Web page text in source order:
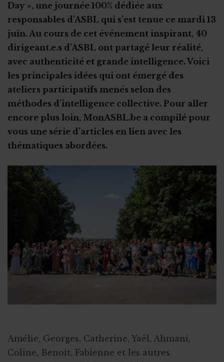
Day », une journée 100% dédiée aux
responsables d’ASBL qui s’est tenue ce mardi 13
juin. Au cours de cet événement inspirant, 40
dirigeant.e.s d’ASBL ont partagé leur réalité,
avec authenticité et grande intelligence. Voici
les principales idées qui ont émergé des
ateliers participatifs menés selon des
méthodes d’intelligence collective. Pour aller
encore plus loin, MonASBL.be a compilé pour
vous une série d’articles en lien avec les
thématiques abordées.
Amélie, Georges, Catherine, Yaël, Ahmani,
Coline, Benoit, Fabienne et les autres